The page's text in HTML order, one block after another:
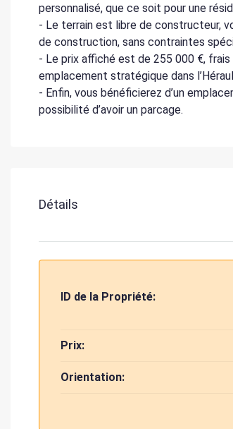
personnalisé, que ce soit pour une
- Le terrain est libre de constructeur,
de construction, sans contraintes
- Le prix affiché est de 255 000 €,
emplacement stratégique dans
- Enfin, vous bénéficierez d’un
possibilité d’avoir un parcage.
Détails
ID de la Propriété:
Prix:
Orientation: